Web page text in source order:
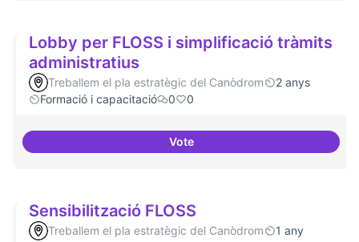
Lobby per FLOSS i simplificació tràmits
administratius
Treballem el pla estratègic del Canòdrom
2 anys
Formació i capacitació
0 0
VoteLobby per FLOSS i
Sensibilització FLOSS
Treballem el pla estratègic del Canòdrom
1 any